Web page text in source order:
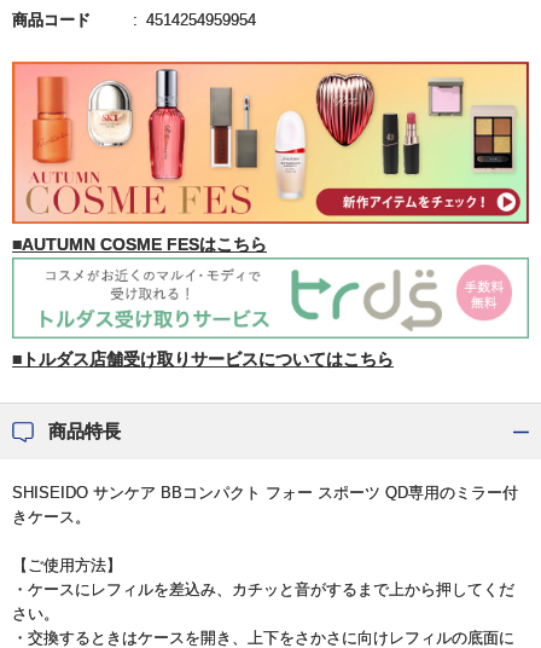
商品コード 4514254959954
■AUTUMN COSME FESはこちら
■トルダス店舗受け取りサービスについてはこちら
商品特長
SHISEIDO サンケア BBコンパクト フォー スポーツ QD専用のミラー付
きケース。
【ご使用方法】
・ケースにレフィルを差込み、カチッと音がするまで上から押してくだ
さい。
・交換するときはケースを開き、上下をさかさに向けレフィルの底面に